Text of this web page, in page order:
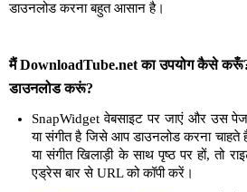
डाउनलोड करना बहुत आसान है।
मैं DownloadTube.net का उपयोग कैसे
डाउनलोड करूं?
SnapWidget वेबसाइट पर जाएं और उस पेज
या संगीत है जिसे आप डाउनलोड करना चाहते
या संगीत खिलाड़ी के साथ पृष्ठ पर हों, तो
एड्रेस बार से URL को कॉपी करें।